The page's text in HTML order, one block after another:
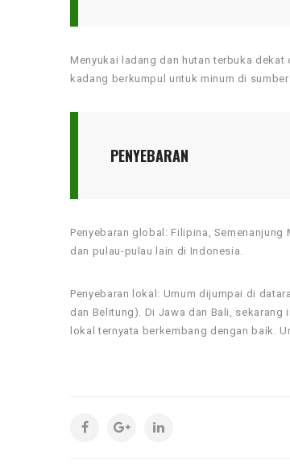
Menyukai ladang dan hutan terbuka
kadang berkumpul untuk minum di sumber
PENYEBARAN
Penyebaran global: Filipina,
dan pulau-pulau lain di Indonesia.
Penyebaran lokal: Umum dijumpai di
dan Belitung). Di Jawa dan Bali,
lokal ternyata berkembang dengan baik.